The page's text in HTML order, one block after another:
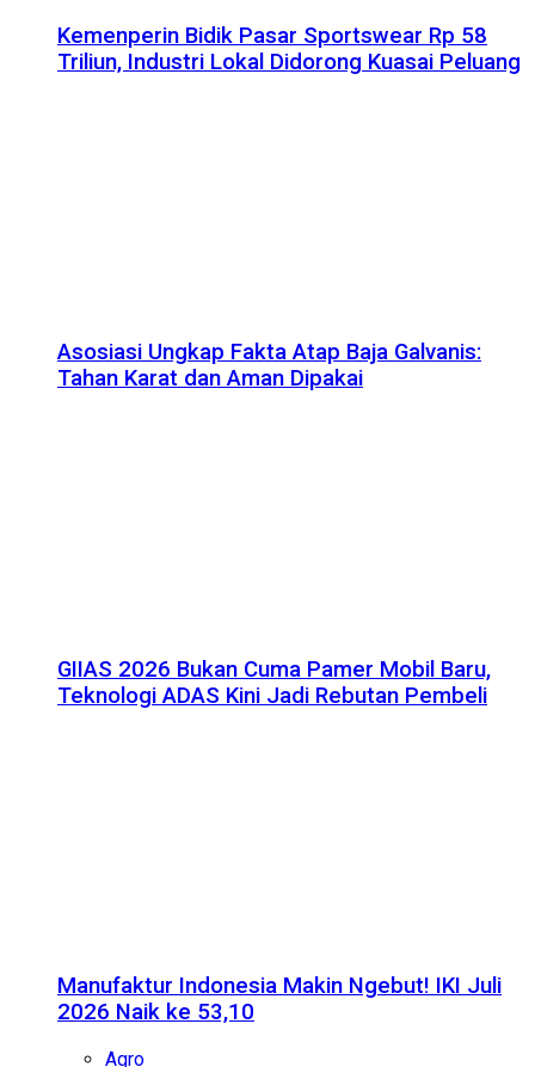
Kemenperin Bidik Pasar Sportswear Rp 58
Triliun, Industri Lokal Didorong Kuasai Peluang
Asosiasi Ungkap Fakta Atap Baja Galvanis:
Tahan Karat dan Aman Dipakai
GIIAS 2026 Bukan Cuma Pamer Mobil Baru,
Teknologi ADAS Kini Jadi Rebutan Pembeli
Manufaktur Indonesia Makin Ngebut! IKI Juli
2026 Naik ke 53,10
Agro